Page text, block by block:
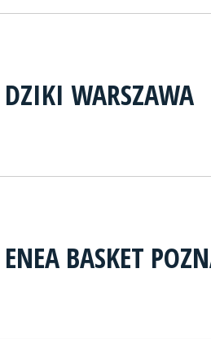
DZIKI WARSZAWA
ENEA BASKET